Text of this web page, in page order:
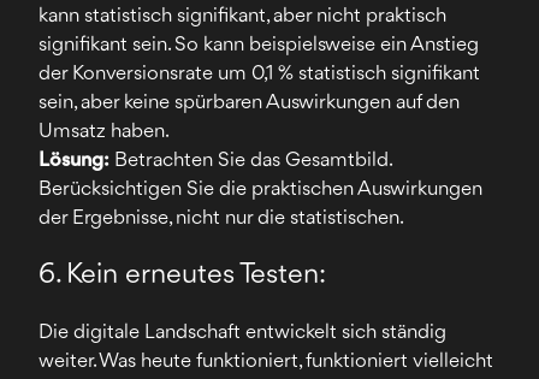
kann statistisch signifikant, aber nicht praktisch
signifikant sein. So kann beispielsweise ein Anstieg
der Konversionsrate um 0,1 % statistisch signifikant
sein, aber keine spürbaren Auswirkungen auf den
Umsatz haben.
Lösung: Betrachten Sie das Gesamtbild.
Berücksichtigen Sie die praktischen Auswirkungen
der Ergebnisse, nicht nur die statistischen.
6. Kein erneutes Testen:
Die digitale Landschaft entwickelt sich ständig
weiter. Was heute funktioniert, funktioniert vielleicht